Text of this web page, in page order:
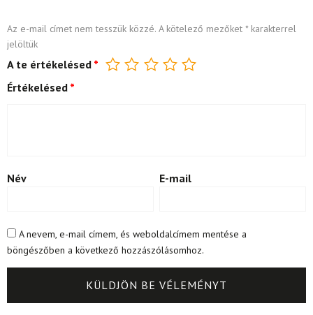
Az e-mail címet nem tesszük közzé. A kötelező mezőket *karakterrel
jelöltük
A te értékelésed *
Értékelésed *
Név E-mail
A nevem, e-mail címem, és weboldalcímem mentése a
böngészőben a következő hozzászólásomhoz.